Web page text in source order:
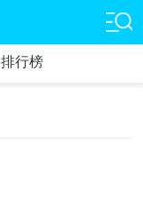
排行榜